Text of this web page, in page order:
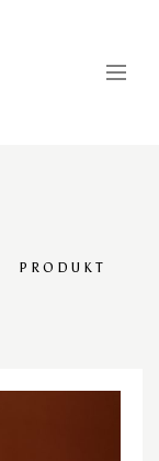
PRODUKT